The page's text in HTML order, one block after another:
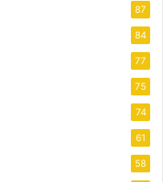
87
84
77
75
74
61
58